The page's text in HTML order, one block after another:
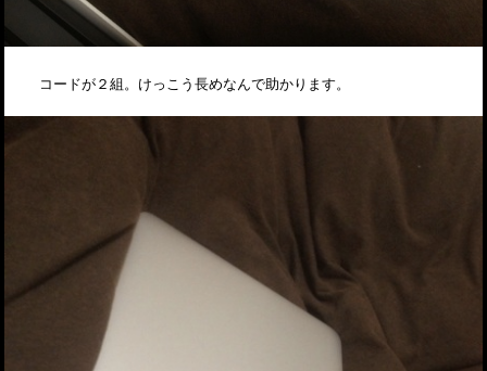
コードが２組。けっこう長めなんで助かります。